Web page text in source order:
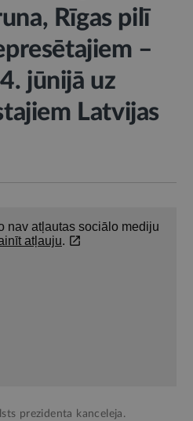
Rīgas pilī
–
jūnijā uz
Latvijas
prezidenta kanceleja.